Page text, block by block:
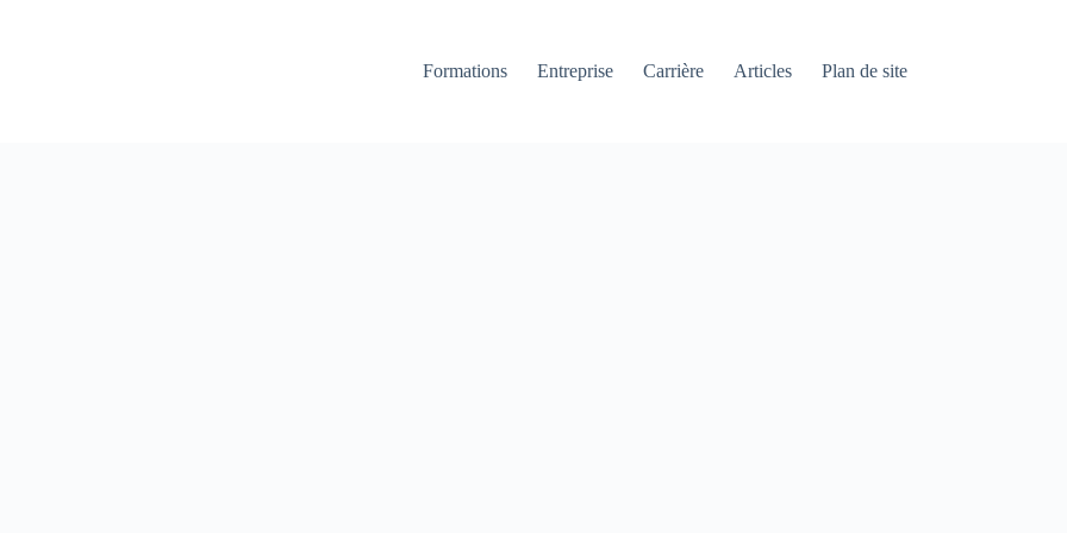
Formations
Entreprise Carrière Articles Plan de site